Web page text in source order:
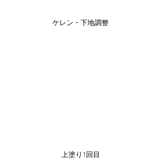
ケレン・下地調整
上塗り1回目